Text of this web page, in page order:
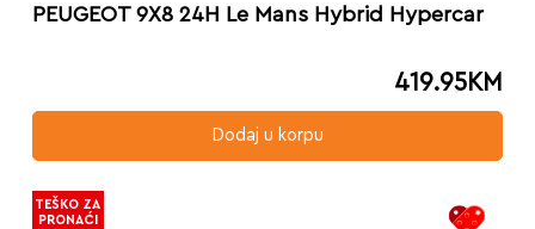
PEUGEOT 9X8 24H Le Mans Hybrid Hypercar
419.95KM
Dodaj u korpu
TEŠKO ZA
PRONAĆI